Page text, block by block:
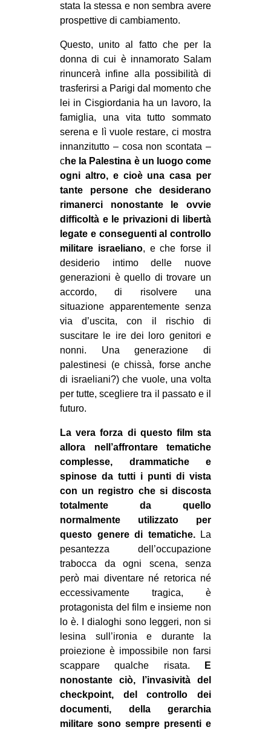
stata la stessa e non sembra avere
prospettive di cambiamento.
Questo, unito al fatto che per la
donna di cui è innamorato Salam
rinuncerà infine alla possibilità di
trasferirsi a Parigi dal momento che
lei in Cisgiordania ha un lavoro, la
famiglia, una vita tutto sommato
serena e lì vuole restare, ci mostra
innanzitutto – cosa non scontata –
che la Palestina è un luogo come
ogni altro, e cioè una casa per
tante persone che desiderano
rimanerci nonostante le ovvie
difficoltà e le privazioni di libertà
legate e conseguenti al controllo
militare israeliano, e che forse il
desiderio intimo delle nuove
generazioni è quello di trovare un
accordo, di risolvere una
situazione apparentemente senza
via d’uscita, con il rischio di
suscitare le ire dei loro genitori e
nonni. Una generazione di
palestinesi (e chissà, forse anche
di israeliani?) che vuole, una volta
per tutte, scegliere tra il passato e il
futuro.
La vera forza di questo film sta
allora nell’affrontare tematiche
complesse, drammatiche e
spinose da tutti i punti di vista
con un registro che si discosta
totalmente da quello
normalmente utilizzato per
questo genere di tematiche.La
pesantezza dell’occupazione
trabocca da ogni scena, senza
però mai diventare né retorica né
eccessivamente tragica, è
protagonista del film e insieme non
lo è. I dialoghi sono leggeri, non si
lesina sull’ironia e durante la
proiezione è impossibile non farsi
scappare qualche risata.
E
nonostante ciò, l’invasività del
checkpoint, del controllo dei
documenti, della gerarchia
militare sono sempre presenti e